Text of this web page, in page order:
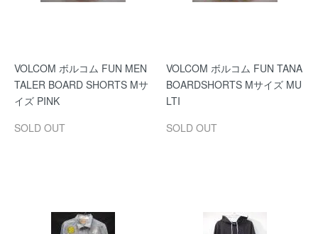
VOLCOM ボルコム FUN MEN
TALER BOARD SHORTS Mサ
イズ PINK
SOLD OUT
VOLCOM ボルコム FUN TANA
BOARDSHORTS Mサイズ MU
LTI
SOLD OUT